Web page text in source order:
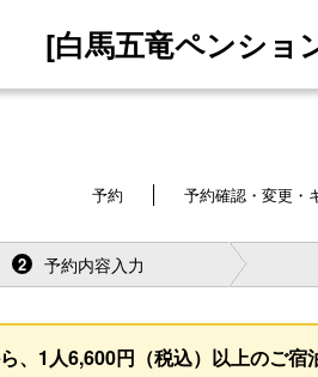
[白馬五竜ペンショ
予約 予約確認・変更・
2 予約内容入力
、1人6,600円（税込）以上のご宿